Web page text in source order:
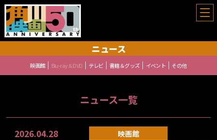
ニュース
映画館 Blu-ray＆DVD テレビ 書籍＆グッズ イベント その他
ニュース一覧
2026.04.28 映画館